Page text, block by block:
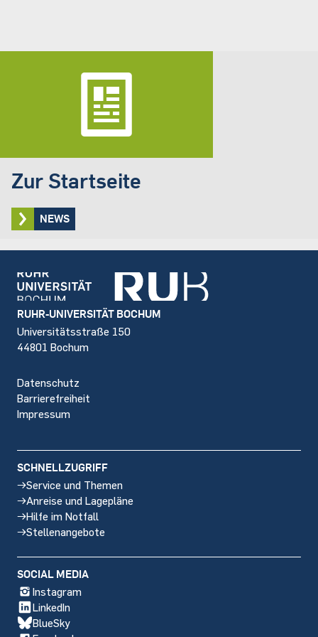
Zur Startseite
NEWS
Footer
RUHR-UNIVERSITÄT BOCHUM
Universitätsstraße 150
44801 Bochum
Datenschutz
Barrierefreiheit
Impressum
SCHNELLZUGRIFF
Service und Themen
Anreise und Lagepläne
Hilfe im Notfall
Stellenangebote
SOCIAL MEDIA
Instagram
LinkedIn
BlueSky